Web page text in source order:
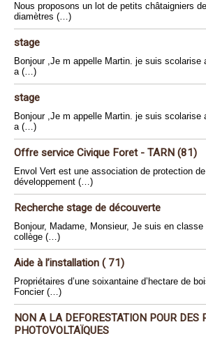
Nous proposons un lot de petits châtaigniers
diamètres (…)
stage
Bonjour ,Je m appelle Martin. je suis scolarise
a (…)
stage
Bonjour ,Je m appelle Martin. je suis scolarise
a (…)
Offre service Civique Foret - TARN (81)
Envol Vert est une association de protection
développement (…)
Recherche stage de découverte
Bonjour, Madame, Monsieur, Je suis en
collège (…)
Aide à l’installation ( 71)
Propriétaires d’une soixantaine d’hectare de
Foncier (…)
NON A LA DEFORESTATION POUR DES
PHOTOVOLTAÏQUES